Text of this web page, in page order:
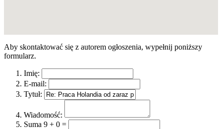
Aby skontaktować się z autorem ogłoszenia, wypełnij poniższy
formularz.
Imię:
E-mail:
Tytuł:
Wiadomość:
Suma 9 + 0 =